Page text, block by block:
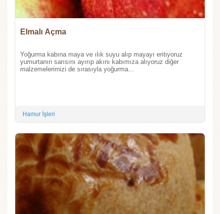
Elmalı Açma
Yoğurma kabına maya ve ılık suyu alıp mayayı eritiyoruz
yumurtanın sarısını ayırıp akını kabımıza alıyoruz diğer
malzemelerimizi de sırasıyla yoğurma...
Hamur İşleri